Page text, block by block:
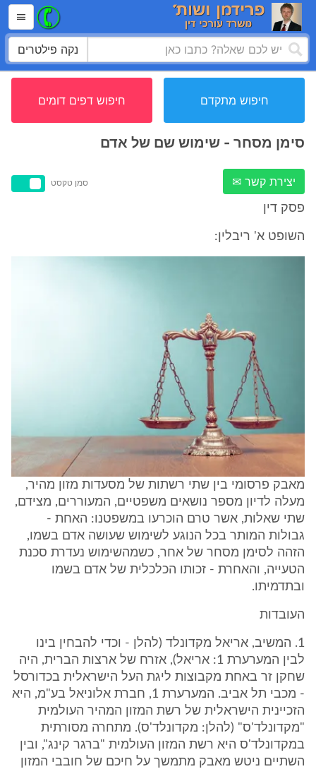
נקה פילטרים
חיפוש מתקדם חיפוש דפים דומים
סימן מסחר - שימוש שם של אדם
יצירת קשר ✉ סמן טקסט
פסק דין
השופט א' ריבלין:
מאבק פרסומי בין שתי רשתות של מסעדות מזון מהיר,
מעלה לדיון מספר נושאים משפטיים, המעוררים, מצידם,
שתי שאלות, אשר טרם הוכרעו במשפטנו: האחת -
גבולות המותר בכל הנוגע לשימוש שעושה אדם בשמו,
הזהה לסימן מסחר של אחר, כשמהשימוש נעדרת סכנת
הטעייה, והאחרת - זכותו הכלכלית של אדם בשמו
ובתדמיתו.
העובדות
1. המשיב, אריאל מקדונלד (להלן - וכדי להבחין בינו
לבין המערערת 1: אריאל), אזרח של ארצות הברית, היה
שחקן זר באחת מקבוצות ליגת העל הישראלית בכדורסל
- מכבי תל אביב. המערערת 1, חברת אלוניאל בע"מ, היא
הזכיינית הישראלית של רשת המזון המהיר העולמית
"מקדונלד'ס" (להלן: מקדונלד'ס). מתחרה מסורתית
במקדונלד'ס היא רשת המזון העולמית "ברגר קינג", ובין
השתיים ניטש מאבק מתמשך על חיכם של חובבי המזון